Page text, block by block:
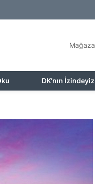
Mağaza
DK’nın İzindeyiz